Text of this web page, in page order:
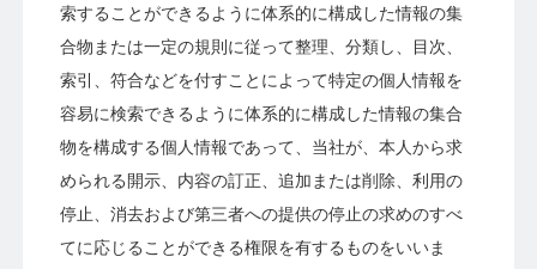
索することができるように体系的に構成した情報の集
合物または一定の規則に従って整理、分類し、目次、
索引、符合などを付すことによって特定の個人情報を
容易に検索できるように体系的に構成した情報の集合
物を構成する個人情報であって、当社が、本人から求
められる開示、内容の訂正、追加または削除、利用の
停止、消去および第三者への提供の停止の求めのすべ
てに応じることができる権限を有するものをいいま